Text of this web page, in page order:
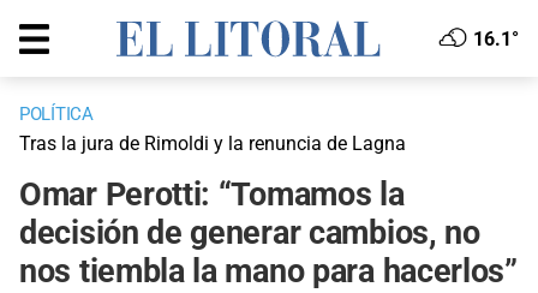
16.1°
POLÍTICA
Tras la jura de Rimoldi y la renuncia de Lagna
Omar Perotti: “Tomamos la
decisión de generar cambios, no
nos tiembla la mano para hacerlos”